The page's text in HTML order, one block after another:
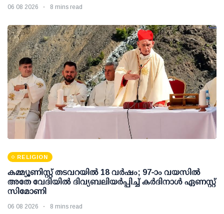
06 08 2026 8 mins read
RELIGION
കമ്മ്യൂണിസ്റ്റ് തടവറയില്‍ 18 വര്‍ഷം; 97-ാം വയസില്‍
അതേ വേദിയില്‍ ദിവ്യബലിയര്‍പ്പിച്ച് കര്‍ദിനാള്‍ ഏണസ്റ്റ്
സിമോണി
06 08 2026 8 mins read